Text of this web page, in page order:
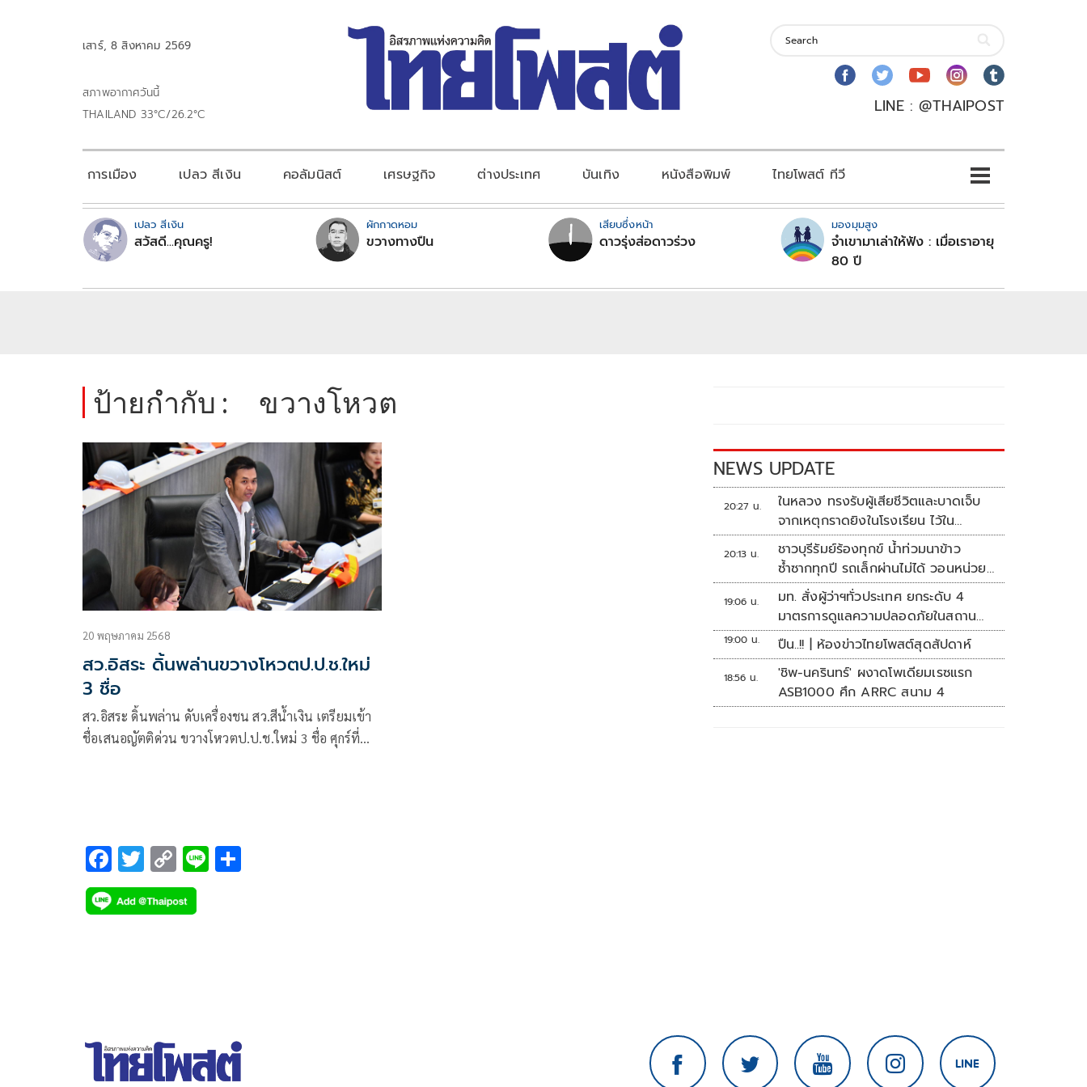
เสาร์, 8 สิงหาคม 2569
สภาพอากาศวันนี้
THAILAND 33°C/26.2°C
LINE : @THAIPOST
การเมือง เปลว สีเงิน คอลัมนิสต์ เศรษฐกิจ ต่างประเทศ บันเทิง หนังสือพิมพ์ ไทยโพสต์ ทีวี
เปลว สีเงิน
สวัสดี...คุณครู!
ผักกาดหอม
ขวางทางปืน
เสียบซึ่งหน้า
ดาวรุ่งส่อดาวร่วง
มองมุมสูง
จำเขามาเล่าให้ฟัง : เมื่อเราอายุ
80 ปี
ป้ายกำกับ : ขวางโหวต
20 พฤษภาคม 2568
สว.อิสระ ดิ้นพล่านขวางโหวตป.ป.ช.ใหม่
3 ชื่อ
สว.อิสระ ดิ้นพล่าน ดับเครื่องชน สว.สีน้ำเงิน เตรียมเข้า
ชื่อเสนอญัตติด่วน ขวางโหวตป.ป.ช.ใหม่ 3 ชื่อ ศุกร์ที่
F
ac
e
T
wi
tt
C
o
p
Li
NEWS UPDATE
20:27 น.
ในหลวง ทรงรับผู้เสียชีวิตและบาดเจ็บ
จากเหตุกราดยิงในโรงเรียน ไว้ใน
พระบรมราชานุเคราะห์
20:13 น.
ชาวบุรีรัมย์ร้องทุกข์ น้ำท่วมนาข้าว
ซ้ำซากทุกปี รถเล็กผ่านไม่ได้ วอนหน่วย
งานเร่งแก้ไข
19:06 น.
มท. สั่งผู้ว่าฯทั่วประเทศ ยกระดับ 4
มาตรการดูแลความปลอดภัยในสถาน
ศึกษา
19:00 น. ปืน..!! | ห้องข่าวไทยโพสต์สุดสัปดาห์
18:56 น.
'ชิพ-นครินทร์' ผงาดโพเดียมเรซแรก
ASB1000 ศึก ARRC สนาม 4